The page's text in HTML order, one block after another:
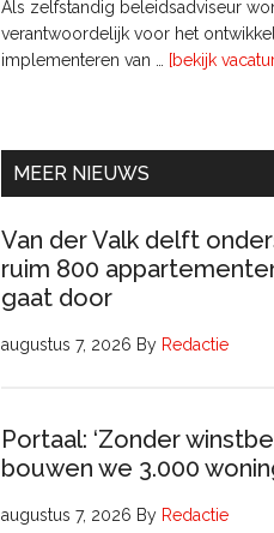
Als zelfstandig beleidsadviseur
verantwoordelijk voor het
implementeren van …
[bekijk
MEER NIEUWS
Van der Valk delft
ruim 800
gaat door
augustus 7, 2026 By Redactie
Portaal: ‘Zonder
bouwen we 3.000
augustus 7, 2026 By Redactie